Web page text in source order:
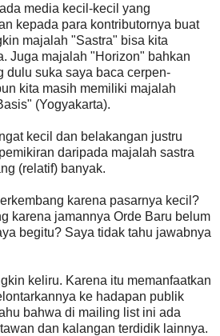
media kecil-kecil yang
kepada para kontributornya buat
majalah "Sastra" bisa kita
Juga majalah "Horizon" bahkan
dulu suka saya baca cerpen-
kita masih memiliki majalah
(Yogyakarta).
kecil dan belakangan justru
daripada majalah sastra
(relatif) banyak.
karena pasarnya kecil?
karena jamannya Orde Baru belum
begitu? Saya tidak tahu jawabnya
keliru. Karena itu memanfaatkan
ke hadapan publik
bahwa di mailing list ini ada
dan kalangan terdidik lainnya.